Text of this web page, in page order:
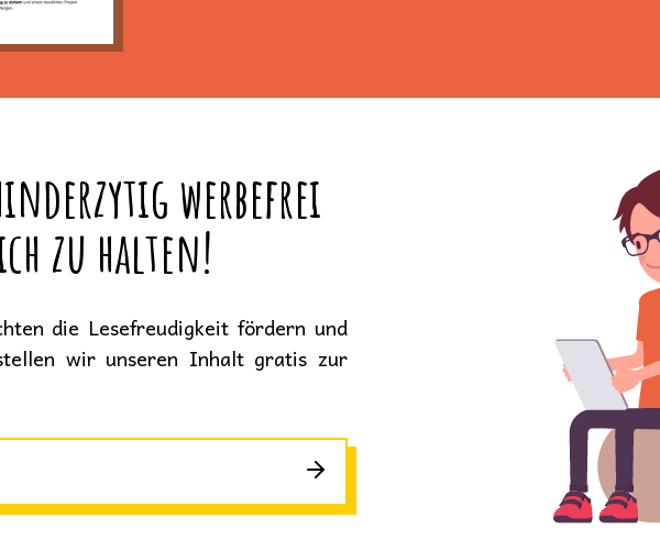
werbefrei
zu halten!
die Lesefreudigkeit fördern und
wir unseren Inhalt gratis zur